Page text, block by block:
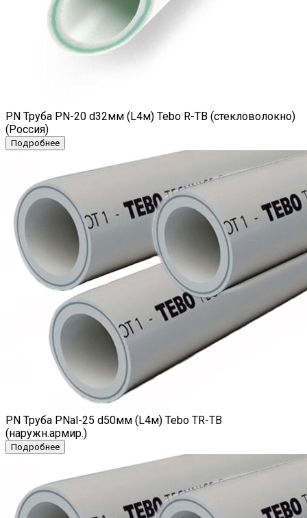
PN Труба PN-20 d32мм (L4м) Tebo R-TB (стекловолокно)
(Россия)
PN Труба PNal-25 d50мм (L4м) Tebo TR-TB
(наружн.армир.)